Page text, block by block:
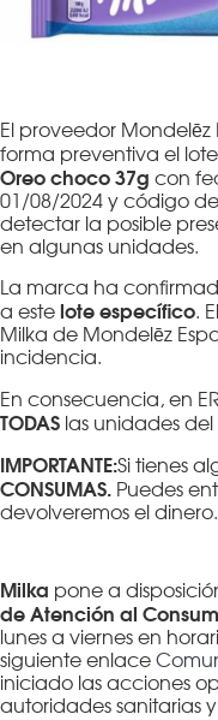
El proveedor
forma preventiva el lote
Oreo choco 37g con
01/08/2024 y código
detectar la posible
en algunas unidades.
La marca ha
a estelote específico.
Milka de Mondelēz
incidencia.
En consecuencia, en
TODAS las unidades
IMPORTANTE:Si tienes
CONSUMAS. Puedes
devolveremos el dinero.
Milka pone a
de Atención al
lunes a viernes en
siguiente enlace
iniciado las acciones
autoridades sanitarias y